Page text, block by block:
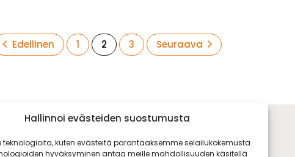
Hallinnoi evästeiden suostumusta
kuten evästeitä parantaaksemme selailukokemusta.
hyväksyminen antaa meille mahdollisuuden käsitellä
Edellinen Sivu
1 Sivu
2 Sivu
3 Seuraava